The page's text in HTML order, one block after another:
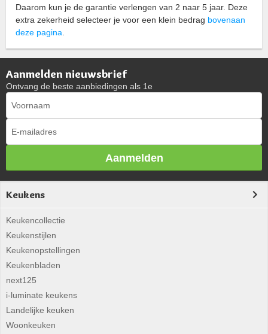
Daarom kun je de garantie verlengen van 2 naar 5 jaar. Deze
extra zekerheid selecteer je voor een klein bedrag bovenaan
deze pagina
Aanmelden nieuwsbrief
Ontvang de beste aanbiedingen als 1e
Aanmelden
Keukens
Keukencollectie
Keukenstijlen
Keukenopstellingen
Keukenbladen
next125
i-luminate keukens
Landelijke keuken
Woonkeuken